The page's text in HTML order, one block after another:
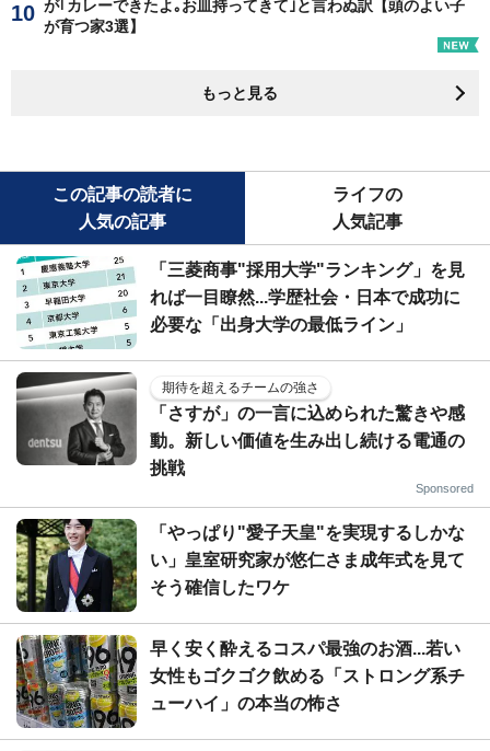
が｢カレーできたよ｡お皿持ってきて｣と言わぬ訳【頭のよい子
が育つ家3選】
もっと見る
この記事の読者に
人気の記事
ライフの
人気記事
「三菱商事"採用大学"ランキング」を見
れば一目瞭然...学歴社会・日本で成功に
必要な「出身大学の最低ライン」
期待を超えるチームの強さ
「さすが」の一言に込められた驚きや感
動。新しい価値を生み出し続ける電通の
挑戦
Sponsored
「やっぱり"愛子天皇"を実現するしかな
い」皇室研究家が悠仁さま成年式を見て
そう確信したワケ
早く安く酔えるコスパ最強のお酒...若い
女性もゴクゴク飲める「ストロング系チ
ューハイ」の本当の怖さ